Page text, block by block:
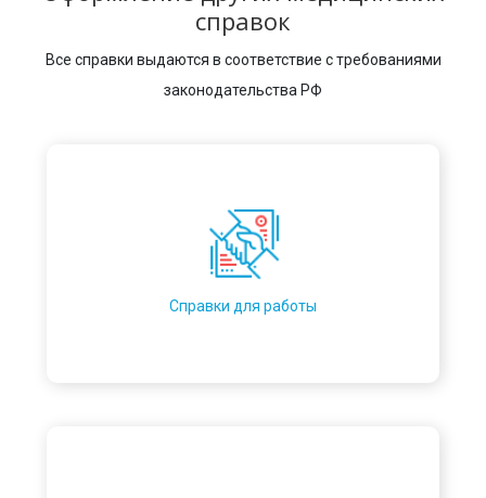
справок
Все справки выдаются в соответствие с требованиями
законодательства РФ
Справки для работы